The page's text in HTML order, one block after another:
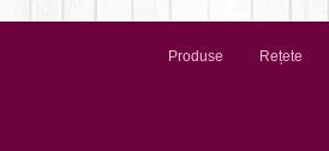
Produse Rețete